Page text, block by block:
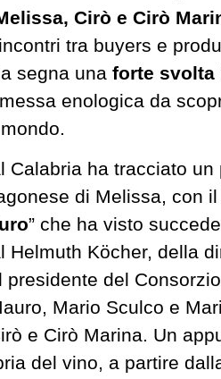
Cirò e Cirò
tra buyers e
segna una forte svolta
enologica da
Calabria ha tracciato
di Melissa, con il
” che ha visto
Helmuth Köcher, della
del
Mario Sculco e
e Cirò Marina. Un
del vino, a partire